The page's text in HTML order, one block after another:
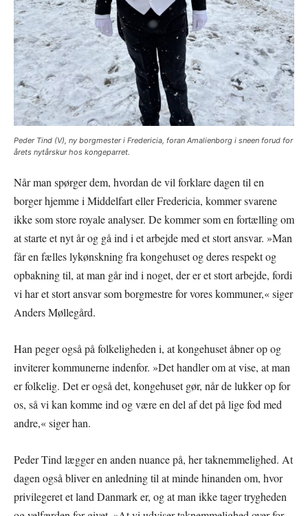
Peder Tind (V), ny borgmester i Fredericia, foran Amalienborg i sneen forud for
årets nytårskur hos kongeparret.
Når man spørger dem, hvordan de vil forklare dagen til en
borger hjemme i Middelfart eller Fredericia, kommer svarene
ikke som store royale analyser. De kommer som en fortælling om
at starte et nyt år og gå ind i et arbejde med et stort ansvar. »Man
får en fælles lykønskning fra kongehuset og deres respekt og
opbakning til, at man går ind i noget, der er et stort arbejde, fordi
vi har et stort ansvar som borgmestre for vores kommuner,« siger
Anders Møllegård.
Han peger også på folkeligheden i, at kongehuset åbner op og
inviterer kommunerne indenfor. »Det handler om at vise, at man
er folkelig. Det er også det, kongehuset gør, når de lukker op for
os, så vi kan komme ind og være en del af det på lige fod med
andre,« siger han.
Peder Tind lægger en anden nuance på, her taknemmelighed. At
dagen også bliver en anledning til at minde hinanden om, hvor
privilegeret et land Danmark er, og at man ikke tager trygheden